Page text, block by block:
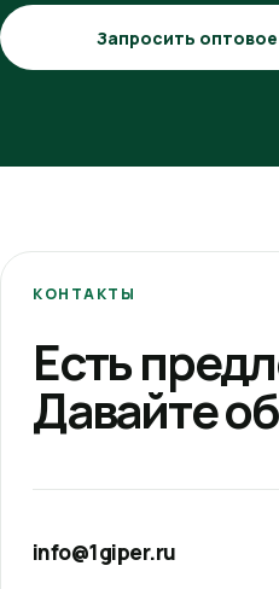
Запросить
КОНТАКТЫ
Есть
Давайте
info@1giper.ru